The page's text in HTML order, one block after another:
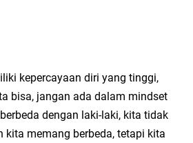
kepercayaan diri yang tinggi,
bisa, jangan ada dalam mindset
dengan laki-laki, kita tidak
kita memang berbeda, tetapi kita